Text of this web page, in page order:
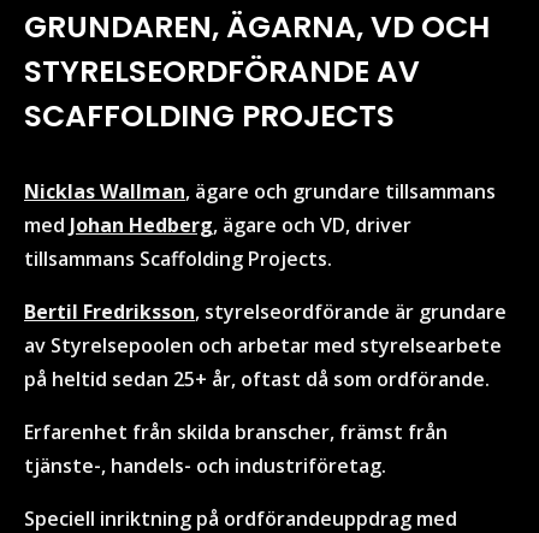
GRUNDAREN, ÄGARNA, VD OCH
STYRELSEORDFÖRANDE AV
SCAFFOLDING PROJECTS
Nicklas Wallman, ägare och grundare tillsammans
med Johan Hedberg, ägare och VD, driver
tillsammans Scaffolding Projects.
Bertil Fredriksson, styrelseordförande är grundare
av Styrelsepoolen och arbetar med styrelsearbete
på heltid sedan 25+ år, oftast då som ordförande.
Erfarenhet från skilda branscher, främst från
tjänste-, handels- och industriföretag.
Speciell inriktning på ordförandeuppdrag med